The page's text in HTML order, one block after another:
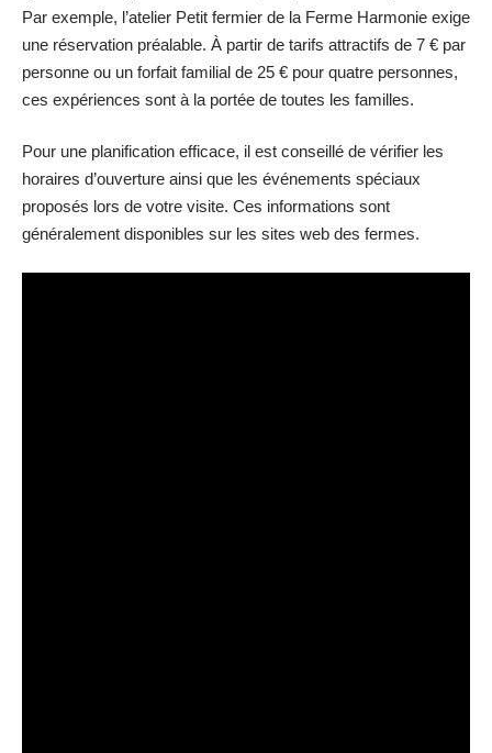
Par exemple, l’atelier Petit fermier de la Ferme Harmonie exige
une réservation préalable. À partir de tarifs attractifs de 7 € par
personne ou un forfait familial de 25 € pour quatre personnes,
ces expériences sont à la portée de toutes les familles.
Pour une planification efficace, il est conseillé de vérifier les
horaires d’ouverture ainsi que les événements spéciaux
proposés lors de votre visite. Ces informations sont
généralement disponibles sur les sites web des fermes.